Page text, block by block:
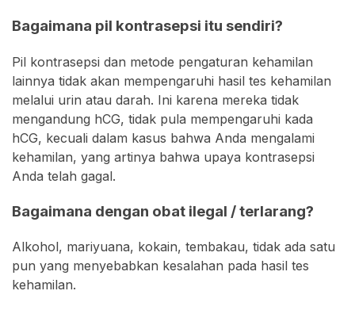
Bagaimana pil kontrasepsi itu sendiri?
Pil kontrasepsi dan metode pengaturan kehamilan
lainnya tidak akan mempengaruhi hasil tes kehamilan
melalui urin atau darah. Ini karena mereka tidak
mengandung hCG, tidak pula mempengaruhi kada
hCG, kecuali dalam kasus bahwa Anda mengalami
kehamilan, yang artinya bahwa upaya kontrasepsi
Anda telah gagal.
Bagaimana dengan obat ilegal / terlarang?
Alkohol, mariyuana, kokain, tembakau, tidak ada satu
pun yang menyebabkan kesalahan pada hasil tes
kehamilan.